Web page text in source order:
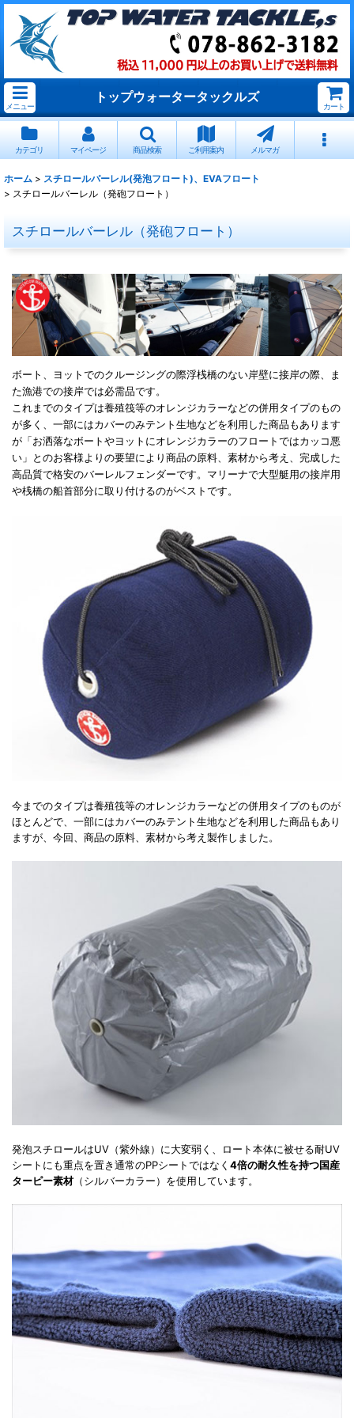
メニュー
トップウォータータックルズ
カート
カテゴリ マイページ 商品検索 ご利用案内 メルマガ
ホーム > スチロールバーレル(発泡フロート)、EVAフロート
> スチロールバーレル（発砲フロート）
スチロールバーレル（発砲フロート）
ボート、ヨットでのクルージングの際浮桟橋のない岸壁に接岸の際、ま
た漁港での接岸では必需品です。
これまでのタイプは養殖筏等のオレンジカラーなどの併用タイプのもの
が多く、一部にはカバーのみテント生地などを利用した商品もあります
が「お洒落なボートやヨットにオレンジカラーのフロートではカッコ悪
い」とのお客様よりの要望により商品の原料、素材から考え、完成した
高品質で格安のバーレルフェンダーです。マリーナで大型艇用の接岸用
や桟橋の船首部分に取り付けるのがベストです。
今までのタイプは養殖筏等のオレンジカラーなどの併用タイプのものが
ほとんどで、一部にはカバーのみテント生地などを利用した商品もあり
ますが、今回、商品の原料、素材から考え製作しました。
発泡スチロールはUV（紫外線）に大変弱く、ロート本体に被せる耐UV
シートにも重点を置き通常のPPシートではなく 4倍の耐久性を持つ国産
ターピー素材（シルバーカラー）を使用しています。